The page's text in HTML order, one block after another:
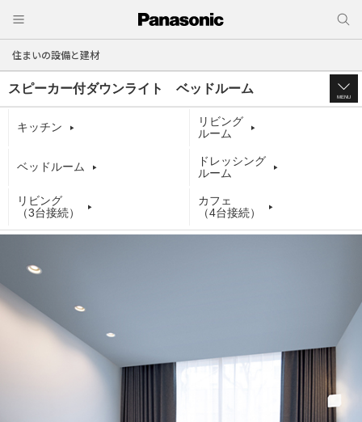
住まいの設備と建材
スピーカー付ダウンライト ベッドルーム
MENU
キッチン
リビング
ルーム
ベッドルーム
ドレッシング
ルーム
リビング
（3台接続）
カフェ
（4台接続）